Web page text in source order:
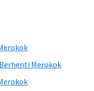
Merokok